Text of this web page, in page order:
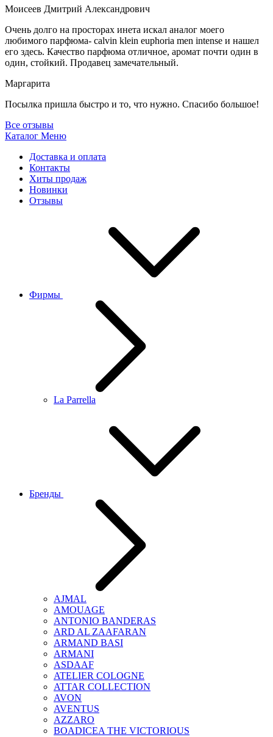
Моисеев Дмитрий Александрович
Очень долго на просторах инета искал аналог моего
любимого парфюма- calvin klein euphoria men intense и нашел
его здесь. Качество парфюма отличное, аромат почти один в
один, стойкий. Продавец замечательный.
Маргарита
Посылка пришла быстро и то, что нужно. Спасибо большое!
Все отзывы
Каталог Меню
Доставка и оплата
Контакты
Хиты продаж
Новинки
Отзывы
Фирмы
La Parrella
Бренды
AJMAL
AMOUAGE
ANTONIO BANDERAS
ARD AL ZAAFARAN
ARMAND BASI
ARMANI
ASDAAF
ATELIER COLOGNE
ATTAR COLLECTION
AVON
AVENTUS
AZZARO
BOADICEA THE VICTORIOUS